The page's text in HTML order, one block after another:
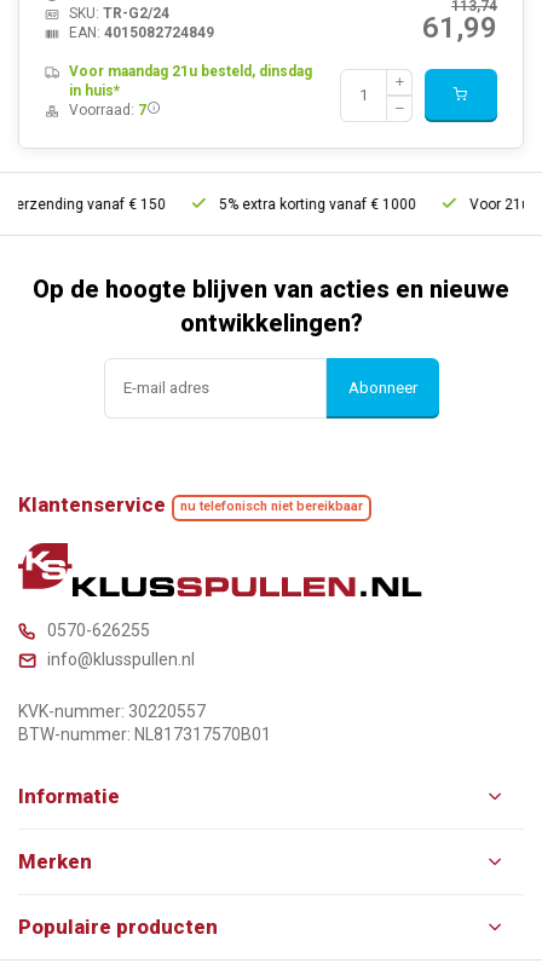
113,74
61,99
SKU: TR-G2/24
EAN: 4015082724849
Voor maandag 21u besteld, dinsdag
in huis*
Voorraad: 7
vanaf € 150 5% extra korting vanaf € 1000 Voor 21u
Op de hoogte blijven van acties en nieuwe
ontwikkelingen?
Abonneer
Klantenservice nu telefonisch niet bereikbaar
0570-626255
info@klusspullen.nl
KVK-nummer: 30220557
BTW-nummer: NL817317570B01
Informatie
Merken
Populaire producten